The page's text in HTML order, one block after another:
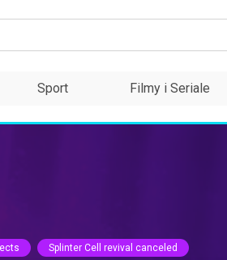
Sport Filmy i Seriale
Splinter Cell revival canceled